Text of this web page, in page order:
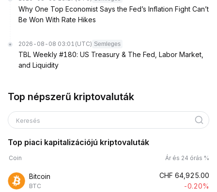
Why One Top Economist Says the Fed’s Inflation Fight Can’t
Be Won With Rate Hikes
2026-08-08 03:01 (UTC) Semleges
TBL Weekly #180: US Treasury & The Fed, Labor Market,
and Liquidity
Top népszerű kriptovaluták
Keresés
Top piaci kapitalizációjú kriptovaluták
Coin Ár és 24 órás %
Bitcoin
BTC
CHF 64,925.00
-0.20%